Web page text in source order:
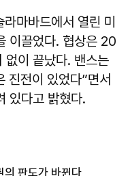
마바드에서 열린 미
이끌었다. 협상은 20
없이 끝났다. 밴스는
진전이 있었다”면서
있다고 밝혔다.
판도가 바뀐다